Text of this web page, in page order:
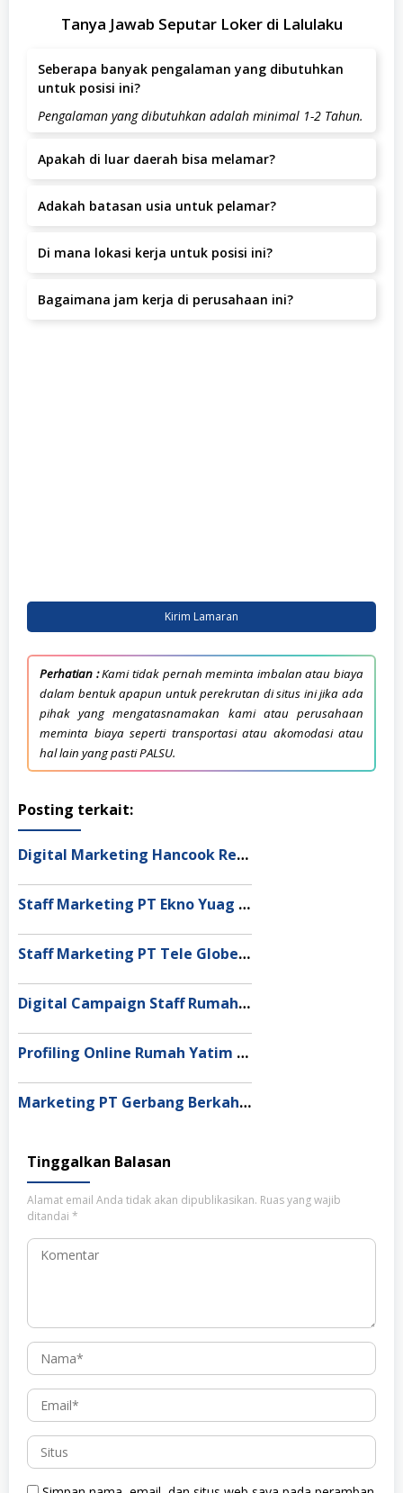
Tanya Jawab Seputar Loker di Lalulaku
Seberapa banyak pengalaman yang dibutuhkan
untuk posisi ini?
Pengalaman yang dibutuhkan adalah minimal 1-2 Tahun.
Apakah di luar daerah bisa melamar?
selama bersedia bekerja di Jakarta Utara, Jakarta Barat,
Adakah batasan usia untuk pelamar?
Di mana lokasi kerja untuk posisi ini?
Jakarta Barat.
Bagaimana jam kerja di perusahaan ini?
Kirim Lamaran
Perhatian :Kami tidak pernah meminta imbalan atau biaya
dalam bentuk apapun untuk perekrutan di situs ini jika ada
pihak yang mengatasnamakan kami atau perusahaan
meminta biaya seperti transportasi atau akomodasi atau
hal lain yang pasti PALSU.
Posting terkait:
Digital Marketing Hancook Restaurant Bandung
Staff Marketing PT Ekno Yuag Indonesia Cikarang
Staff Marketing PT Tele Globe Global Bekasi
Digital Campaign Staff Rumah Yatim Yogyakarta
Profiling Online Rumah Yatim Pontianak
Marketing PT Gerbang Berkah Solusi Indonesia
Tinggalkan Balasan
Alamat email Anda tidak akan dipublikasikan. Ruas yang wajib
ditandai *